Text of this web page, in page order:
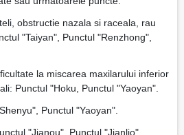
obstructie nazala si raceala, rau
"Taiyan", Punctul "Renzhong",
la miscarea maxilarului inferior
Punctul "Hoku, Punctul "Yaoyan".
Punctul "Yaoyan".
"Jianou", Punctul "Jianlio".